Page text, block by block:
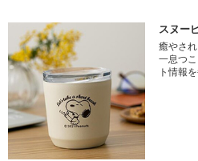
スヌー
癒やさ
一息つ
ト情報